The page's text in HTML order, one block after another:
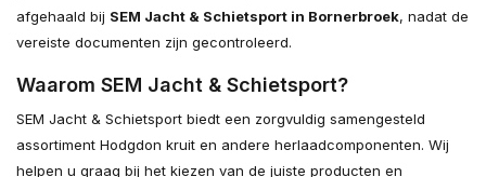
afgehaald bij SEM Jacht & Schietsport in Bornerbroek, nadat de
vereiste documenten zijn gecontroleerd.
Waarom SEM Jacht & Schietsport?
SEM Jacht & Schietsport biedt een zorgvuldig samengesteld
assortiment Hodgdon kruit en andere herlaadcomponenten. Wij
helpen u graag bij het kiezen van de juiste producten en